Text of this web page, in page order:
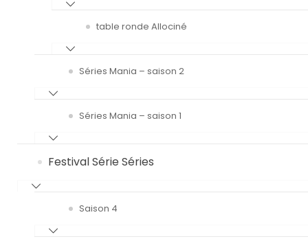
table ronde Allociné
Séries Mania – saison 2
Séries Mania – saison 1
Festival Série Séries
Saison 4